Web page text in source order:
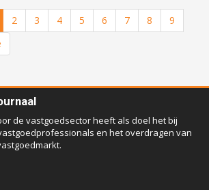
2 3 4 5 6 7 8
9
de vastgoedsector heeft als doel het bij
en het overdragen van